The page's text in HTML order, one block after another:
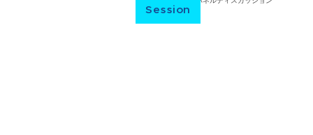
Session